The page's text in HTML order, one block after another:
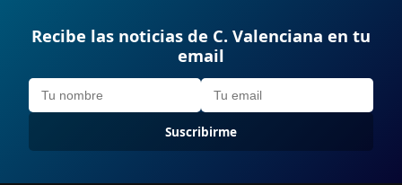
Recibe las noticias de C. Valenciana en tu
email
Suscribirme